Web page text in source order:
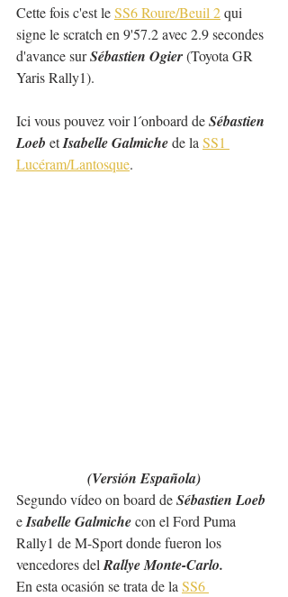
Cette fois c'est le SS6 Roure/Beuil 2 qui
signe le scratch en 9'57.2 avec 2.9 secondes
d'avance sur Sébastien Ogier (Toyota GR
Yaris Rally1).
Ici vous pouvez voir l´onboard de Sébastien
Loeb et Isabelle Galmiche de la SS1
Lucéram/Lantosque.
(Versión Española)
Segundo vídeo on board de Sébastien Loeb
e Isabelle Galmiche con el Ford Puma
Rally1 de M-Sport donde fueron los
vencedores del Rallye Monte-Carlo.
En esta ocasión se trata de la SS6